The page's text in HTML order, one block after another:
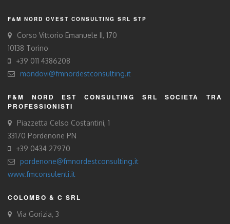
F&M NORD OVEST CONSULTING SRL STP
Corso Vittorio Emanuele II, 170
10138 Torino
+39 011 4386208
mondovi@fmnordestconsulting.it
F&M NORD EST CONSULTING SRL SOCIETÀ TRA
PROFESSIONISTI
Piazzetta Celso Costantini, 1
33170 Pordenone PN
+39 0434 27970
pordenone@fmnordestconsulting.it
www.fmconsulenti.it
COLOMBO & C SRL
Via Gorizia, 3